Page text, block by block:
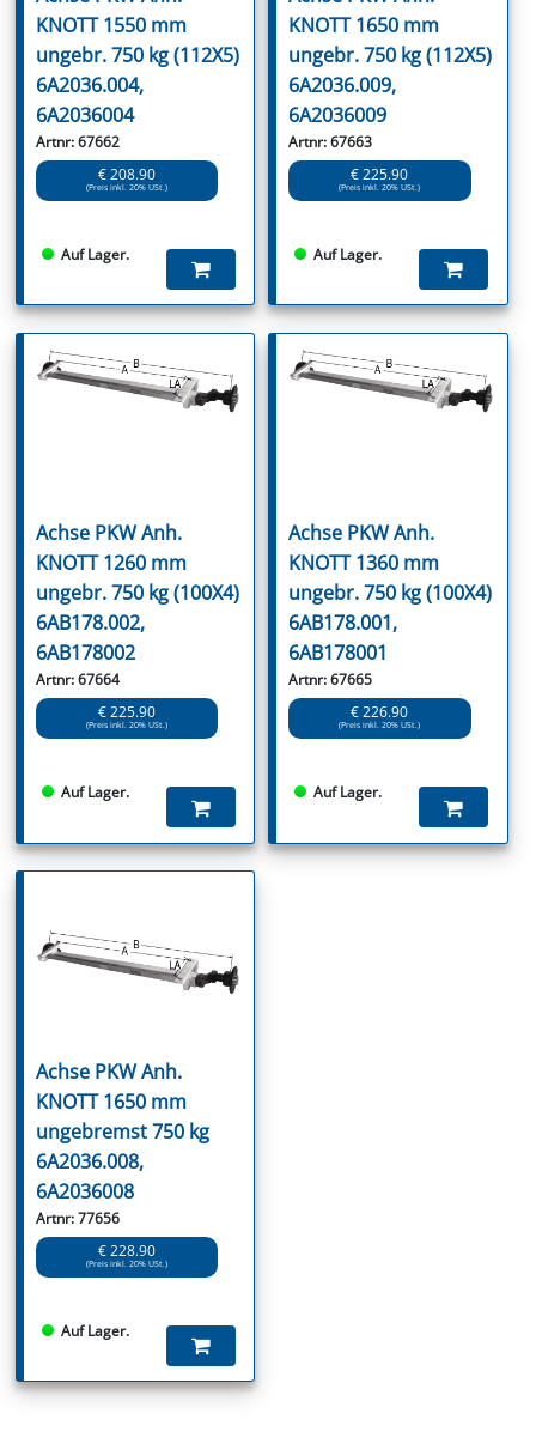
KNOTT 1550 mm
ungebr. 750 kg (112X5)
6A2036.004,
6A2036004
Artnr: 67662
€ 208.90
(Preis inkl. 20% USt.)
Auf Lager.
KNOTT 1650 mm
ungebr. 750 kg (112X5)
6A2036.009,
6A2036009
Artnr: 67663
€ 225.90
(Preis inkl. 20% USt.)
Auf Lager.
Achse PKW Anh.
KNOTT 1260 mm
ungebr. 750 kg (100X4)
6AB178.002,
6AB178002
Artnr: 67664
€ 225.90
(Preis inkl. 20% USt.)
Auf Lager.
Achse PKW Anh.
KNOTT 1360 mm
ungebr. 750 kg (100X4)
6AB178.001,
6AB178001
Artnr: 67665
€ 226.90
(Preis inkl. 20% USt.)
Auf Lager.
Achse PKW Anh.
KNOTT 1650 mm
ungebremst 750 kg
6A2036.008,
6A2036008
Artnr: 77656
€ 228.90
(Preis inkl. 20% USt.)
Auf Lager.